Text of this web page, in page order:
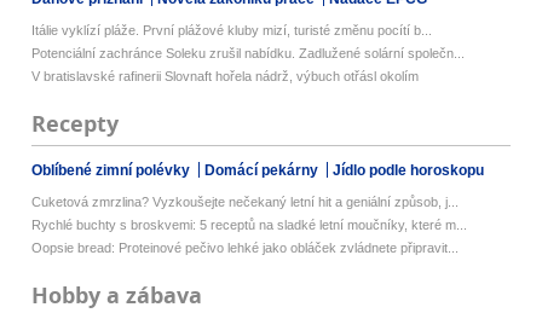
Itálie vyklízí pláže. První plážové kluby mizí, turisté změnu pocítí b...
Potenciální zachránce Soleku zrušil nabídku. Zadlužené solární společn...
V bratislavské rafinerii Slovnaft hořela nádrž, výbuch otřásl okolím
Recepty
Oblíbené zimní polévky Domácí pekárny Jídlo podle horoskopu
Cuketová zmrzlina? Vyzkoušejte nečekaný letní hit a geniální způsob, j...
Rychlé buchty s broskvemi: 5 receptů na sladké letní moučníky, které m...
Oopsie bread: Proteinové pečivo lehké jako obláček zvládnete připravit...
Hobby a zábava